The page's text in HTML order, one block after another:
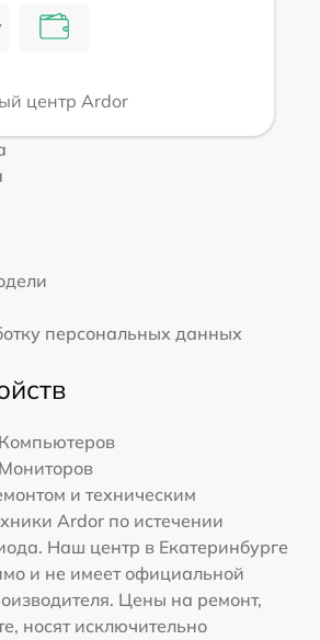
центр Ardor
персональных данных
Компьютеров
Мониторов
и техническим
Ardor по истечении
Наш центр в Екатеринбурге
и не имеет официальной
Цены на ремонт,
носят исключительно